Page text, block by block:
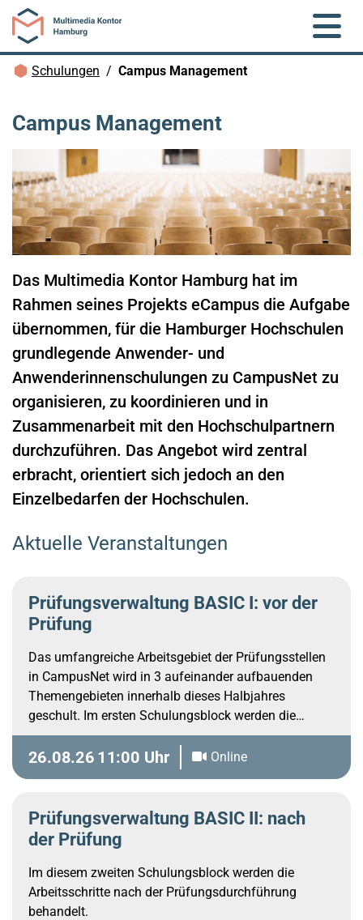
Zum Hauptinhalt springen
Brotkrümelnavigation
Schulungen Campus Management
Campus Management
Das Multimedia Kontor Hamburg hat im
Rahmen seines Projekts eCampus die Aufgabe
übernommen, für die Hamburger Hochschulen
grundlegende Anwender- und
Anwenderinnenschulungen zu CampusNet zu
organisieren, zu koordinieren und in
Zusammenarbeit mit den Hochschulpartnern
durchzuführen. Das Angebot wird zentral
erbracht, orientiert sich jedoch an den
Einzelbedarfen der Hochschulen.
Aktuelle Veranstaltungen
26.08.26 11:00 Uhr Online
Prüfungsverwaltung BASIC I: vor der
Prüfung
Das umfangreiche Arbeitsgebiet der Prüfungsstellen
in CampusNet wird in 3 aufeinander aufbauenden
Themengebieten innerhalb dieses Halbjahres
geschult. Im ersten Schulungsblock werden die
Aufgaben vor der Durchführung einer Prüfung
dargestellt.
Prüfungsverwaltung BASIC II: nach
der Prüfung
Im diesem zweiten Schulungsblock werden die
Arbeitsschritte nach der Prüfungsdurchführung
behandelt.